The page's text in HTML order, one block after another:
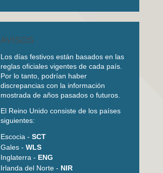
AVISOS
Los días festivos están basados en las
reglas oficiales vigentes de cada país.
Por lo tanto, podrían haber
discrepancias con la información
mostrada de años pasados o futuros.
El Reino Unido consiste de los países
siguientes:
Escocia - SCT
Gales - WLS
Inglaterra - ENG
Irlanda del Norte - NIR